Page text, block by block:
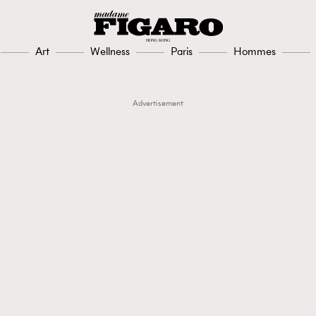
Art Wellness Paris Hommes
Advertisement